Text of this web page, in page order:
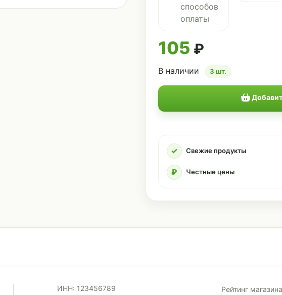
105 ₽
В наличии 3 шт.
способов
оплаты
✓ Свежие продукты
₽ Честные цены
ИНН: 123456789
Рейтинг